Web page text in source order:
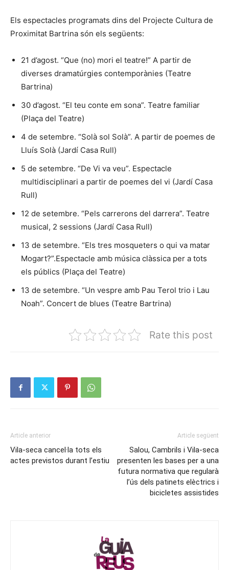
Els espectacles programats dins del Projecte Cultura de
Proximitat Bartrina són els següents:
21 d’agost. “Que (no) mori el teatre!” A partir de
diverses dramatúrgies contemporànies (Teatre
Bartrina)
30 d’agost. “El teu conte em sona”. Teatre familiar
(Plaça del Teatre)
4 de setembre. “Solà sol Solà”. A partir de poemes de
Lluís Solà (Jardí Casa Rull)
5 de setembre. “De Vi va veu”. Espectacle
multidisciplinari a partir de poemes del vi (Jardí Casa
Rull)
12 de setembre. “Pels carrerons del darrera”. Teatre
musical, 2 sessions (Jardí Casa Rull)
13 de setembre. “Els tres mosqueters o qui va matar
Mogart?”.Espectacle amb música clàssica per a tots
els públics (Plaça del Teatre)
13 de setembre. “Un vespre amb Pau Terol trio i Lau
Noah”. Concert de blues (Teatre Bartrina)
Rate this post
Article anterior
Vila-seca cancel·la tots els
actes previstos durant l’estiu
Article següent
Salou, Cambrils i Vila-seca
presenten les bases per a una
futura normativa que regularà
l’ús dels patinets elèctrics i
bicicletes assistides